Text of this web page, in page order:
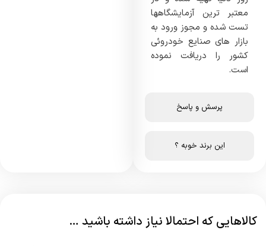
پرسش و پاسخ
این برند خوبه ؟
معتبر ترین آزمایشگاهها
تست شده و مجوز ورود به
بازار های صنایع خودروئی
کشور را دریافت نموده
است.
کالاهایی که احتمالا نیاز داشته باشید …